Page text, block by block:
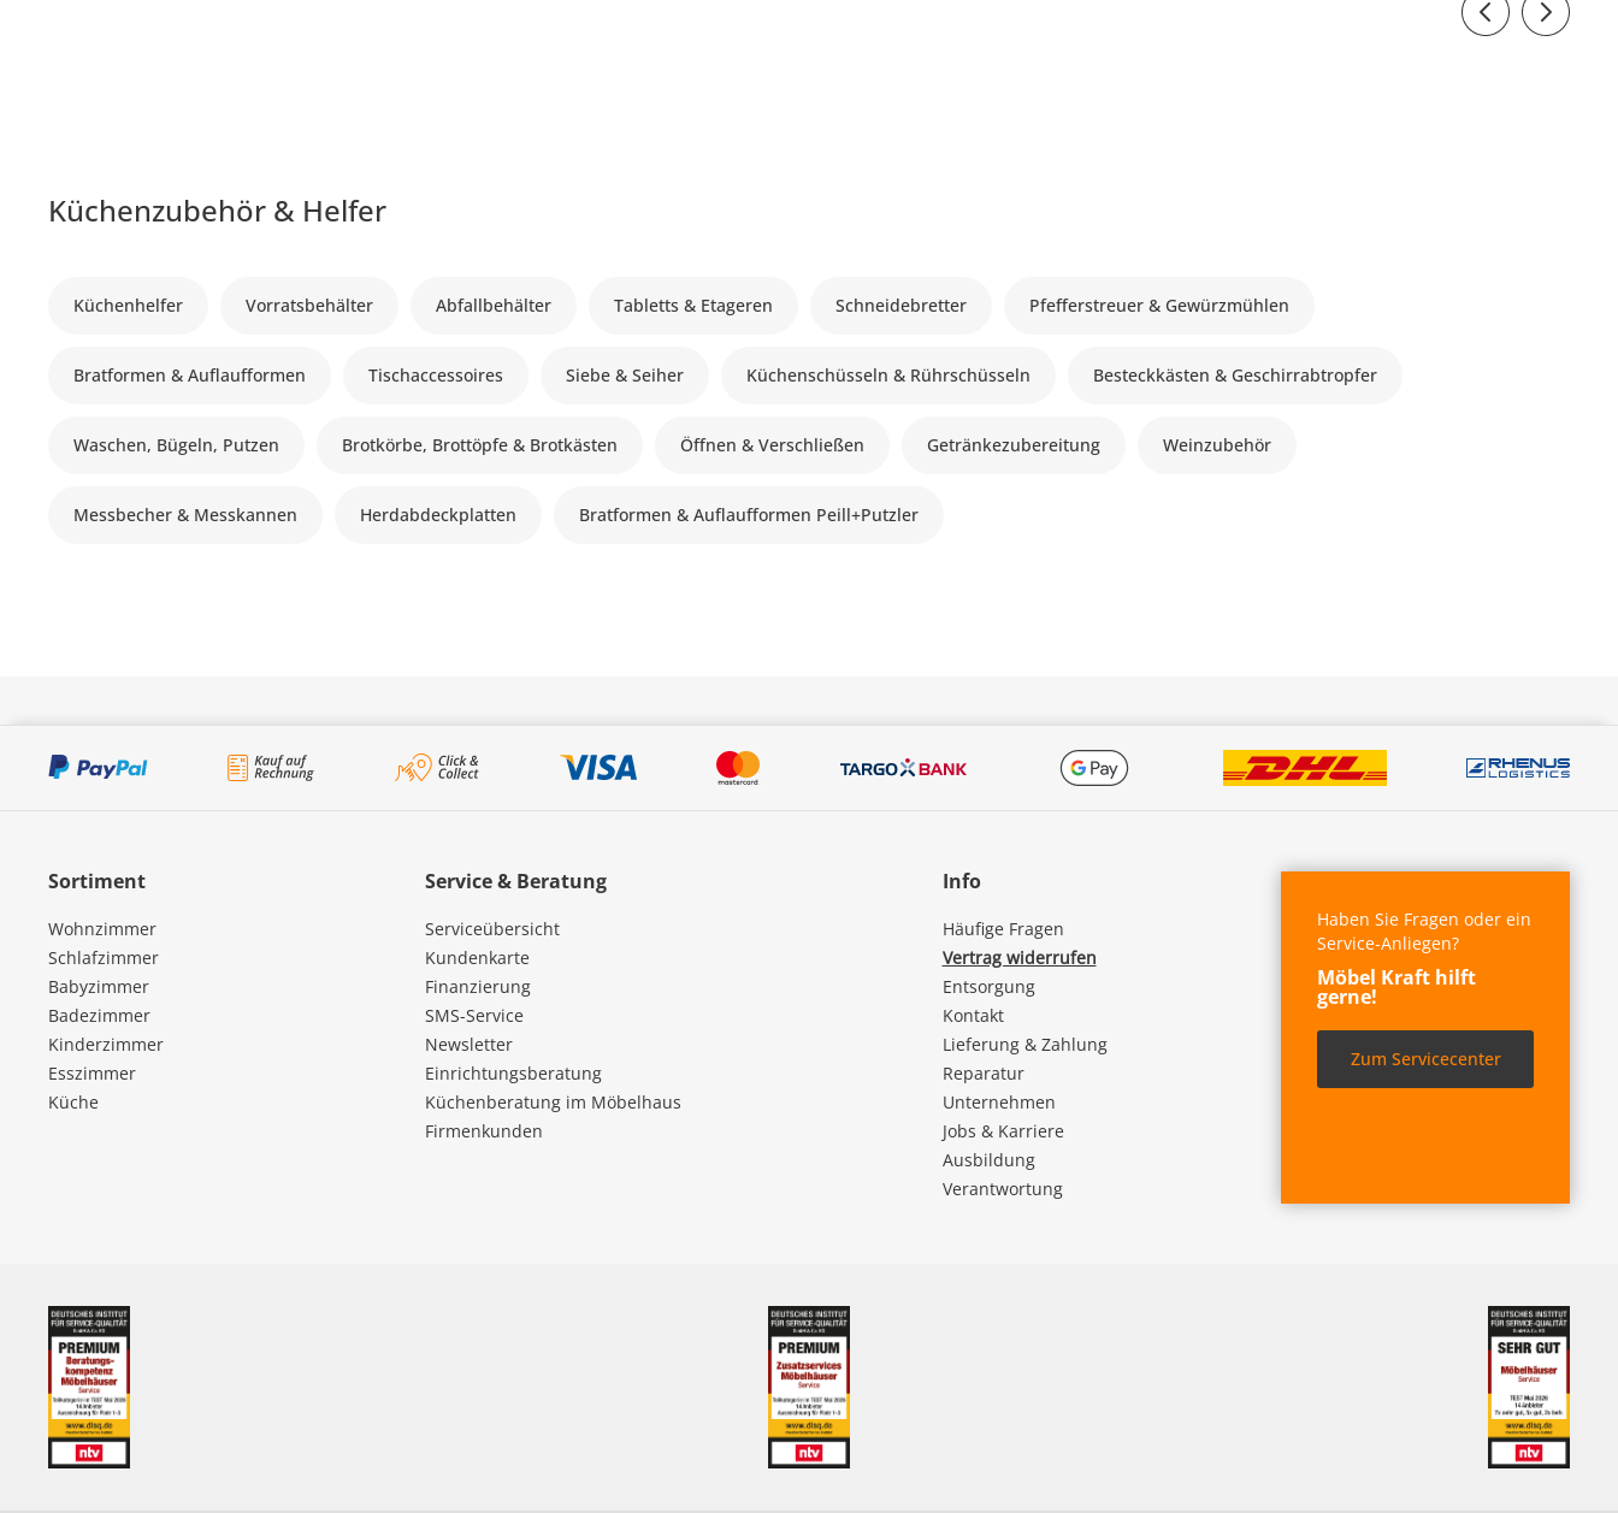
Küchenzubehör & Helfer
Küchenhelfer Vorratsbehälter Abfallbehälter Tabletts & Etageren Schneidebretter Pfefferstreuer & Gewürzmühlen
Bratformen & Auflaufformen Tischaccessoires Siebe & Seiher Küchenschüsseln & Rührschüsseln Besteckkästen & Geschirrabtropfer
Waschen, Bügeln, Putzen Brotkörbe, Brottöpfe & Brotkästen Öffnen & Verschließen Getränkezubereitung Weinzubehör
Messbecher & Messkannen Herdabdeckplatten Bratformen & Auflaufformen Peill+Putzler
Sortiment
Wohnzimmer
Schlafzimmer
Babyzimmer
Badezimmer
Kinderzimmer
Esszimmer
Küche
Service & Beratung
Serviceübersicht
Kundenkarte
Finanzierung
SMS-Service
Newsletter
Einrichtungsberatung
Küchenberatung im Möbelhaus
Firmenkunden
Info
Häufige Fragen
Vertrag widerrufen
Entsorgung
Kontakt
Lieferung & Zahlung
Reparatur
Unternehmen
Jobs & Karriere
Ausbildung
Verantwortung
Haben Sie Fragen oder ein
Service-Anliegen?
Möbel Kraft hilft
gerne!
Zum Servicecenter